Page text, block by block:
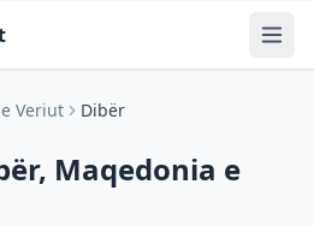
Veriut Dibër
, Maqedonia e